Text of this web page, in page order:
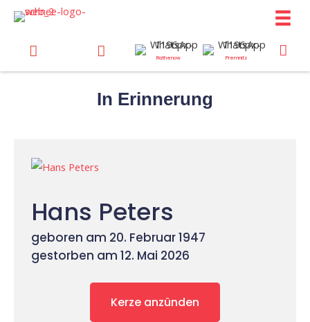
Zum
Inhalt
springen
Rathenow Premnitz
In Erinnerung
Hans Peters
geboren am 20. Februar 1947
gestorben am 12. Mai 2026
Kerze anzünden